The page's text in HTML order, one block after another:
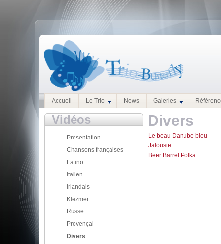
Accueil Le Trio News Galeries
Vidéos
Présentation
Chansons françaises
Latino
Italien
Irlandais
Klezmer
Russe
Provençal
Divers
Divers
Le beau Danube bleu
Jalousie
Beer Barrel Polka